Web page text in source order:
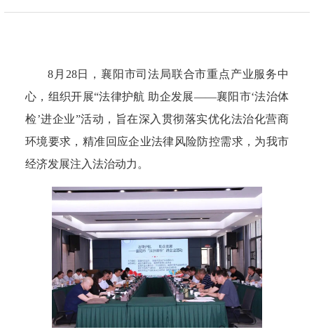
8月28日，襄阳市司法局联合市重点产业服务中
心，组织开展“法律护航 助企发展——襄阳市‘法治体
检’进企业”活动，旨在深入贯彻落实优化法治化营商
环境要求，精准回应企业法律风险防控需求，为我市
经济发展注入法治动力。